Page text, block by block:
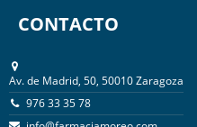
CONTACTO
Av. de Madrid, 50, 50010 Zaragoza
976 33 35 78